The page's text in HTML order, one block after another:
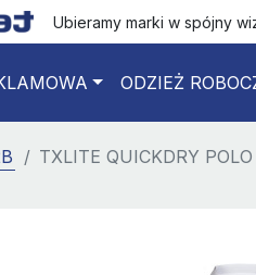
Ubieramy marki w spójny
ODZIEŻ
TXLITE QUICKDRY POLO